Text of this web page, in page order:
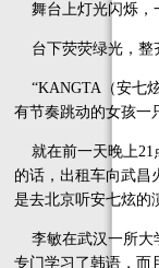
舞台上灯光闪烁，
台下荧荧绿光，整
“KANGTA（安七
有节奏跳动的女孩一
就在前一天晚上21
的话，出租车向武昌
是去北京听安七炫的
李敏在武汉一所大
专门学习了韩语，而